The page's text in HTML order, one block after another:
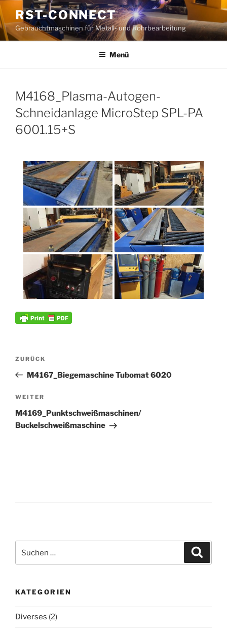
Zum
Inhalt
springen
RST-CONNECT
Gebrauchtmaschinen für Metall- und Rohrbearbeitung
Menü
M4168_Plasma-Autogen-
Schneidanlage MicroStep SPL-PA
6001.15+S
Beitrags-
Vorheriger
Beitrag
ZURÜCK
M4167_Biegemaschine Tubomat 6020
Nächster
Beitrag
WEITER
M4169_Punktschweißmaschinen/
Buckelschweißmaschine
nach:
KATEGORIEN
Diverses (2)